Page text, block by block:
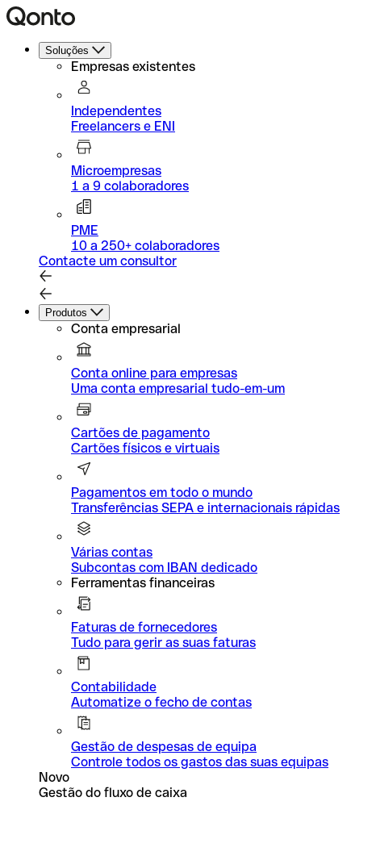
Soluções
Empresas existentes
Independentes
Freelancers e ENI
Microempresas
1 a 9 colaboradores
PME
10 a 250+ colaboradores
Contacte um consultor
Produtos
Conta empresarial
Conta online para empresas
Uma conta empresarial tudo-em-um
Cartões de pagamento
Cartões físicos e virtuais
Pagamentos em todo o mundo
Transferências SEPA e internacionais rápidas
Várias contas
Subcontas com IBAN dedicado
Ferramentas financeiras
Faturas de fornecedores
Tudo para gerir as suas faturas
Contabilidade
Automatize o fecho de contas
Gestão de despesas de equipa
Controle todos os gastos das suas equipas
Novo
Gestão do fluxo de caixa